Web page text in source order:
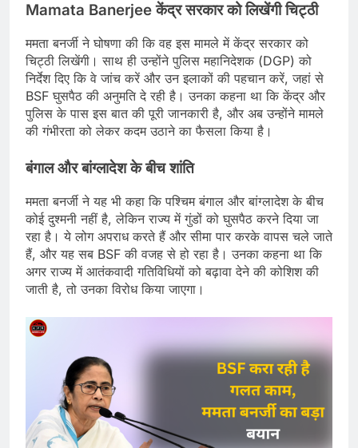
Mamata Banerjee केंद्र सरकार को लिखेंगी चिट्ठी
ममता बनर्जी ने घोषणा की कि वह इस मामले में केंद्र सरकार को
चिट्ठी लिखेंगी। साथ ही उन्होंने पुलिस महानिदेशक (DGP) को
निर्देश दिए कि वे जांच करें और उन इलाकों की पहचान करें, जहां से
BSF घुसपैठ की अनुमति दे रही है। उनका कहना था कि केंद्र और
पुलिस के पास इस बात की पूरी जानकारी है, और अब उन्होंने मामले
की गंभीरता को लेकर कदम उठाने का फैसला किया है।
बंगाल और बांग्लादेश के बीच शांति
ममता बनर्जी ने यह भी कहा कि पश्चिम बंगाल और बांग्लादेश के बीच
कोई दुश्मनी नहीं है, लेकिन राज्य में गुंडों को घुसपैठ करने दिया जा
रहा है। ये लोग अपराध करते हैं और सीमा पार करके वापस चले जाते
हैं, और यह सब BSF की वजह से हो रहा है। उनका कहना था कि
अगर राज्य में आतंकवादी गतिविधियों को बढ़ावा देने की कोशिश की
जाती है, तो उनका विरोध किया जाएगा।